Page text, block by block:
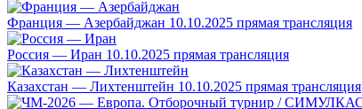
Франция — Азербайджан 10.10.2025 прямая трансляция
Россия — Иран 10.10.2025 прямая трансляция
Казахстан — Лихтенштейн 10.10.2025 прямая трансляция